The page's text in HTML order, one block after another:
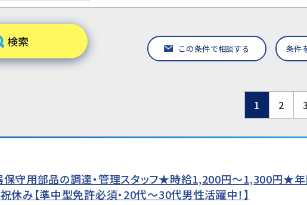
この条件で相談する 条件
1 2 3
保守用部品の調達・管理スタッフ★時給1,200円〜1,300円★
み【準中型免許必須・20代〜30代男性活躍中！】